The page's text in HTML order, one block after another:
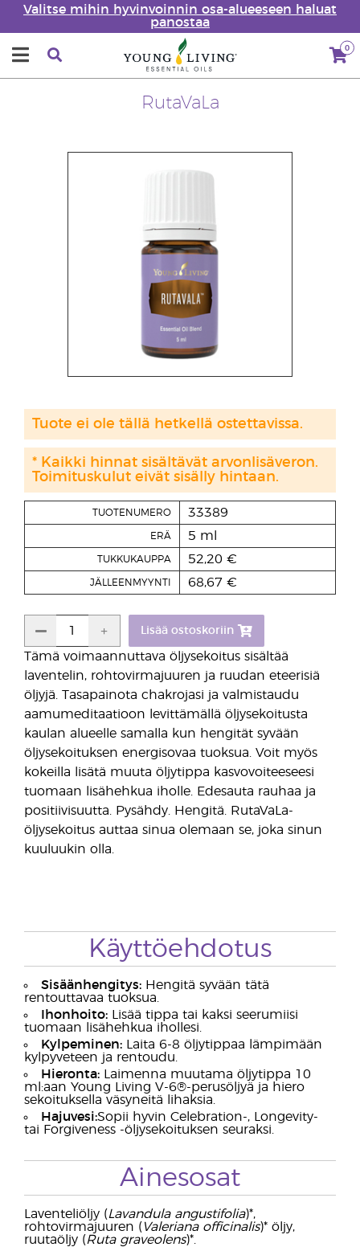
Valitse mihin hyvinvoinnin osa-alueeseen haluat
panostaa
0
RutaVaLa
Tämä voimaannuttava öljysekoitus sisältää
laventelin, rohtovirmajuuren ja ruudan eteerisiä
öljyjä. Tasapainota chakrojasi ja valmistaudu
aamumeditaatioon levittämällä öljysekoitusta
kaulan alueelle samalla kun hengität syvään
öljysekoituksen energisovaa tuoksua. Voit myös
kokeilla lisätä muuta öljytippa kasvovoiteeseesi
tuomaan lisähehkua iholle. Edesauta rauhaa ja
positiivisuutta. Pysähdy. Hengitä. RutaVaLa-
öljysekoitus auttaa sinua olemaan se, joka sinun
kuuluukin olla.
TUOTENUMERO 33389
ERÄ 5 ml
TUKKUKAUPPA 52,20 €
JÄLLEENMYYNTI 68,67 €
Lisää ostoskoriin
Tuote ei ole tällä hetkellä ostettavissa.
* Kaikki hinnat sisältävät arvonlisäveron.
Toimituskulut eivät sisälly hintaan.
Käyttöehdotus
Sisäänhengitys: Hengitä syvään tätä
rentouttavaa tuoksua.
Ihonhoito: Lisää tippa tai kaksi seerumiisi
tuomaan lisähehkua ihollesi.
Kylpeminen: Laita 6-8 öljytippaa lämpimään
kylpyveteen ja rentoudu.
Hieronta: Laimenna muutama öljytippa 10
ml:aan Young Living V-6®-perusöljyä ja hiero
sekoituksella väsyneitä lihaksia.
Hajuvesi:Sopii hyvin Celebration-, Longevity-
tai Forgiveness -öljysekoituksen seuraksi.
Ainesosat
Laventeliöljy (Lavandula angustifolia)*,
rohtovirmajuuren ( Valeriana officinalis)* öljy,
ruutaöljy (Ruta graveolens)*.